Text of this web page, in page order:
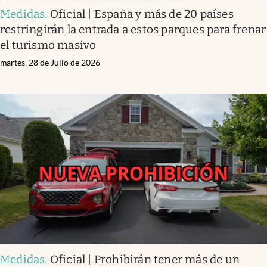
Medidas. Oficial | España y más de 20 países
restringirán la entrada a estos parques para frenar
el turismo masivo
martes, 28 de Julio de 2026
Medidas. Oficial | Prohibirán tener más de un